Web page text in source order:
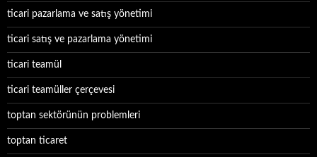
ticari pazarlama ve satış yönetimi
ticari satış ve pazarlama yönetimi
ticari teamül
ticari teamüller çerçevesi
toptan sektörünün problemleri
toptan ticaret